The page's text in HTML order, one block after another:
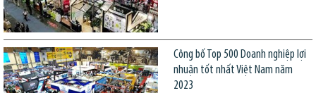
Công bố Top 500 Doanh nghiệp lợi
nhuận tốt nhất Việt Nam năm
2023